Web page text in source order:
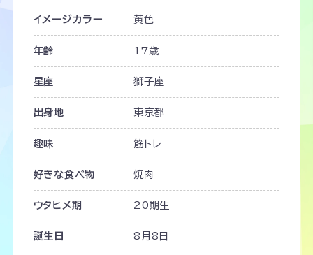
イメージカラー 黄色
年齢 17歳
星座 獅子座
出身地 東京都
趣味 筋トレ
好きな食べ物 焼肉
ウタヒメ期 20期生
誕生日 8月8日